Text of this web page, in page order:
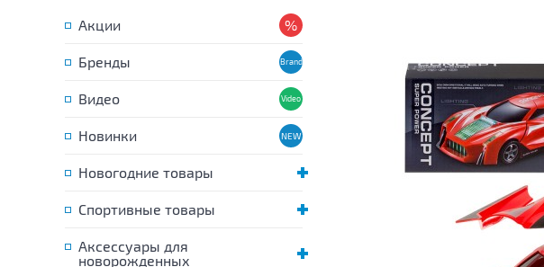
Акции
Бренды
Видео
Новинки
Новогодние товары
Спортивные товары
Аксессуары для
новорожденных